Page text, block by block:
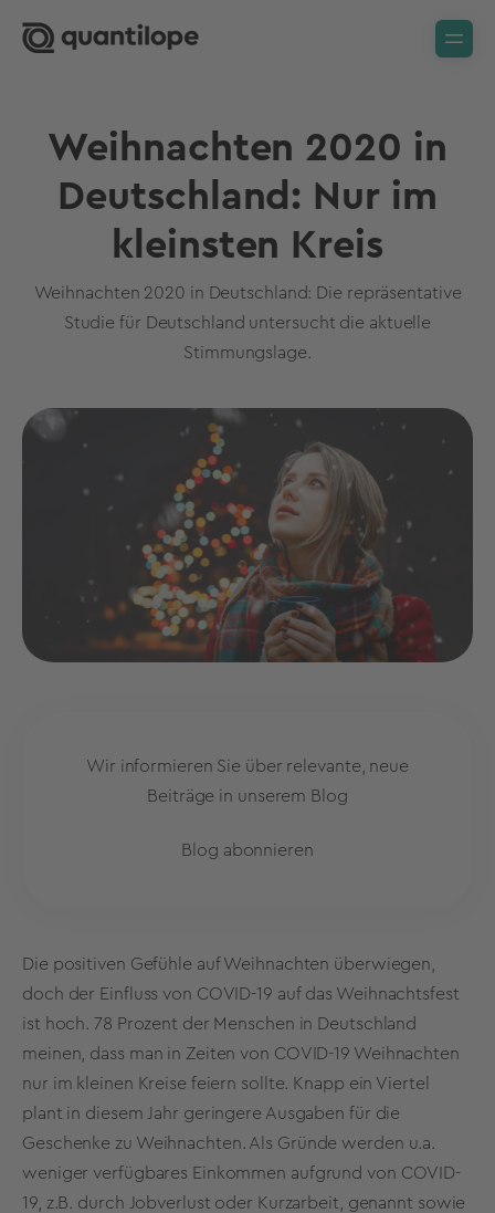
Weihnachten 2020 in
Deutschland: Nur im
kleinsten Kreis
Weihnachten 2020 in Deutschland: Die repräsentative
Studie für Deutschland untersucht die aktuelle
Stimmungslage.
Wir informieren Sie über relevante, neue
Beiträge in unserem Blog
Blog abonnieren
Die positiven Gefühle auf Weihnachten überwiegen,
doch der Einfluss von COVID-19 auf das Weihnachtsfest
ist hoch. 78 Prozent der Menschen in Deutschland
meinen, dass man in Zeiten von COVID-19 Weihnachten
nur im kleinen Kreise feiern sollte. Knapp ein Viertel
plant in diesem Jahr geringere Ausgaben für die
Geschenke zu Weihnachten. Als Gründe werden u.a.
weniger verfügbares Einkommen aufgrund von COVID-
19, z.B. durch Jobverlust oder Kurzarbeit, genannt sowie